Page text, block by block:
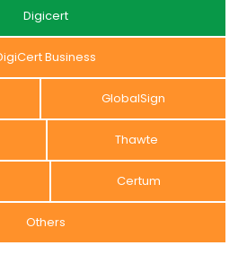
Digicert
Business
GlobalSign
Thawte
Certum
Others